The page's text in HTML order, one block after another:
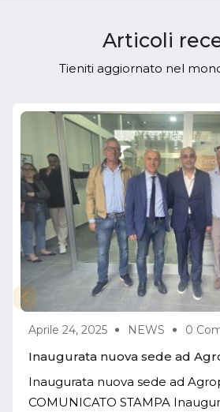
Articoli
Tieniti aggiornato nel
Aprile 24, 2025 NEWS 0
Inaugurata nuova sede ad
Inaugurata nuova sede ad
COMUNICATO STAMPA